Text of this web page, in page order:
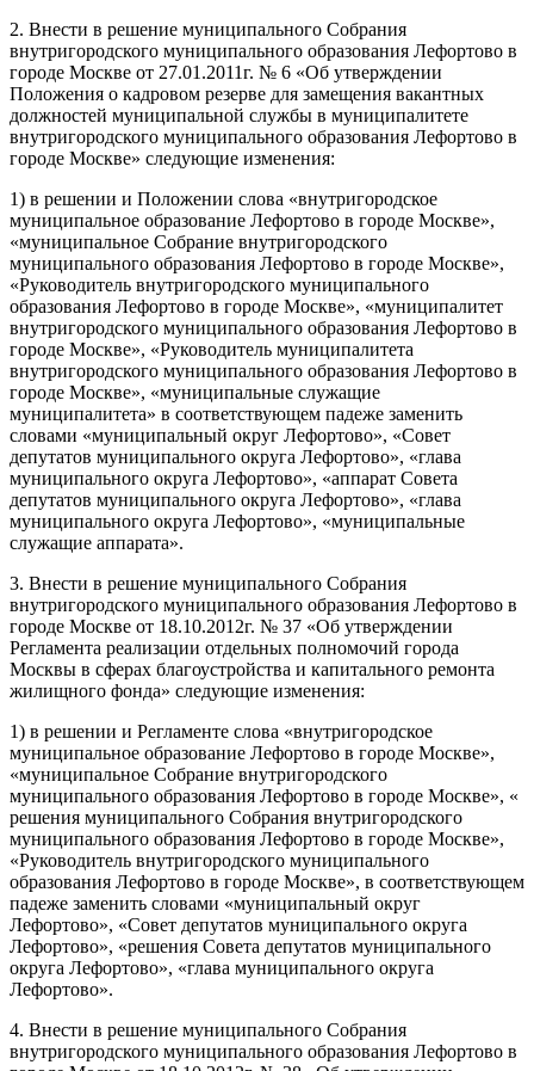
2. Внести в решение муниципального Собрания
внутригородского муниципального образования Лефортово в
городе Москве от 27.01.2011г. № 6 «Об утверждении
Положения о кадровом резерве для замещения вакантных
должностей муниципальной службы в муниципалитете
внутригородского муниципального образования Лефортово в
городе Москве» следующие изменения:
1) в решении и Положении слова «внутригородское
муниципальное образование Лефортово в городе Москве»,
«муниципальное Собрание внутригородского
муниципального образования Лефортово в городе Москве»,
«Руководитель внутригородского муниципального
образования Лефортово в городе Москве», «муниципалитет
внутригородского муниципального образования Лефортово в
городе Москве», «Руководитель муниципалитета
внутригородского муниципального образования Лефортово в
городе Москве», «муниципальные служащие
муниципалитета» в соответствующем падеже заменить
словами «муниципальный округ Лефортово», «Совет
депутатов муниципального округа Лефортово», «глава
муниципального округа Лефортово», «аппарат Совета
депутатов муниципального округа Лефортово», «глава
муниципального округа Лефортово», «муниципальные
служащие аппарата».
3. Внести в решение муниципального Собрания
внутригородского муниципального образования Лефортово в
городе Москве от 18.10.2012г. № 37 «Об утверждении
Регламента реализации отдельных полномочий города
Москвы в сферах благоустройства и капитального ремонта
жилищного фонда» следующие изменения:
1) в решении и Регламенте слова «внутригородское
муниципальное образование Лефортово в городе Москве»,
«муниципальное Собрание внутригородского
муниципального образования Лефортово в городе Москве», «
решения муниципального Собрания внутригородского
муниципального образования Лефортово в городе Москве»,
«Руководитель внутригородского муниципального
образования Лефортово в городе Москве», в соответствующем
падеже заменить словами «муниципальный округ
Лефортово», «Совет депутатов муниципального округа
Лефортово», «решения Совета депутатов муниципального
округа Лефортово», «глава муниципального округа
Лефортово».
4. Внести в решение муниципального Собрания
внутригородского муниципального образования Лефортово в